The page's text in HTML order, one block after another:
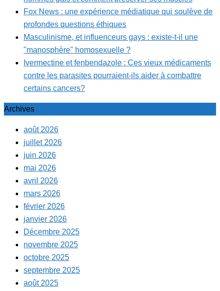
Fox News : une expérience médiatique qui soulève de
profondes questions éthiques
Masculinisme, et influenceurs gays : existe-t-il une
"manosphère" homosexuelle ?
Ivermectine et fenbendazole : Ces vieux médicaments
contre les parasites pourraient-ils aider à combattre
certains cancers?
Archives
août 2026
juillet 2026
juin 2026
mai 2026
avril 2026
mars 2026
février 2026
janvier 2026
Décembre 2025
novembre 2025
octobre 2025
septembre 2025
août 2025